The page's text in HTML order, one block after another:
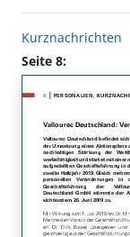
Kurznachrichten
Seite 8: